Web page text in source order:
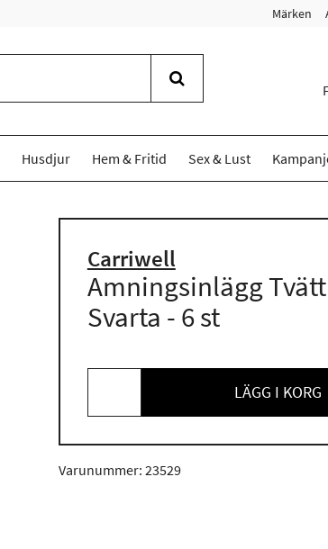
Märken
Husdjur Hem & Fritid Sex & Lust
Carriwell
Amningsinlägg
Svarta - 6 st
LÄGG I KORG
Varunummer: 23529